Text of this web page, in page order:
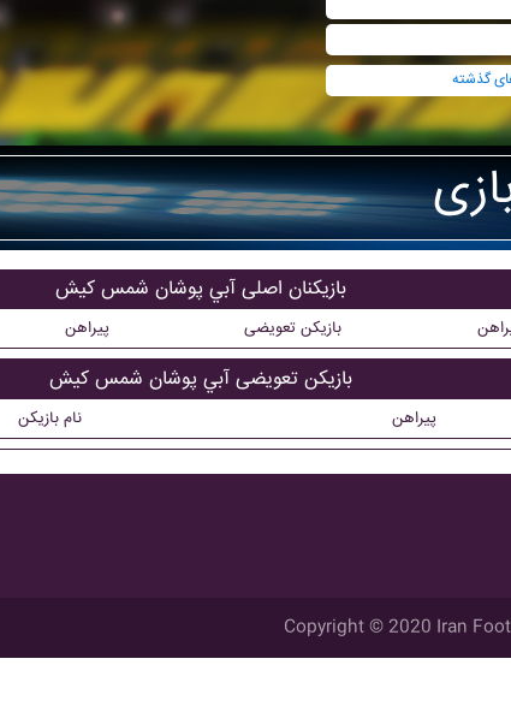
بازیکنان اصلی آبي پوشان شمس کيش
پیراهن بازیکن تعویضی
بازیکن تعویضی آبي پوشان شمس کيش
نام بازیکن پیراهن
Copyright © 2020 Iran